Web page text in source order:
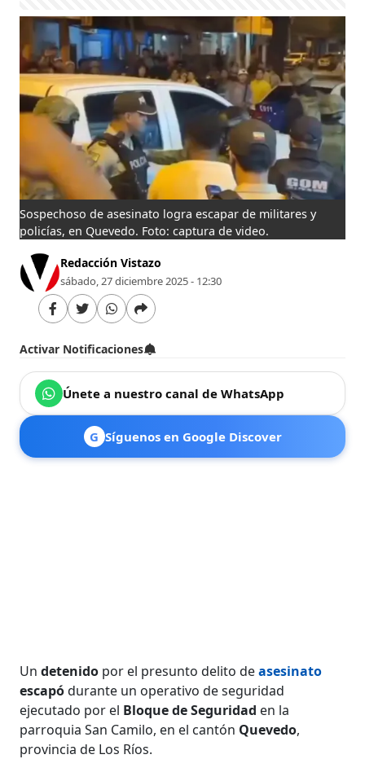
Sospechoso de asesinato logra escapar de militares y
policías, en Quevedo. Foto: captura de video.
Redacción Vistazo
sábado, 27 diciembre 2025 - 12:30
Activar Notificaciones
Únete a nuestro canal de WhatsApp
G Síguenos en Google Discover
Undetenido por el presunto delito deasesinato
escapódurante un operativo de seguridad
ejecutado por el Bloque de Seguridad en la
parroquia San Camilo, en el cantón Quevedo,
provincia de Los Ríos.